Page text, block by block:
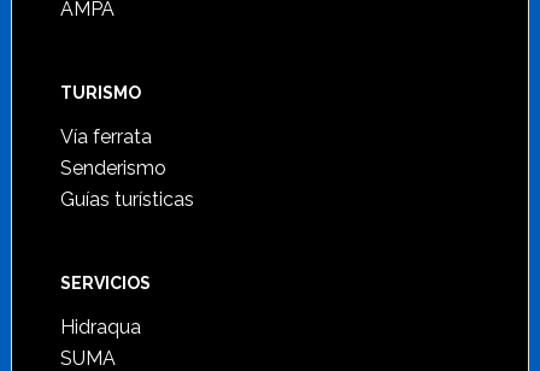
AMPA
TURISMO
Vía ferrata
Senderismo
Guías turísticas
SERVICIOS
Hidraqua
SUMA